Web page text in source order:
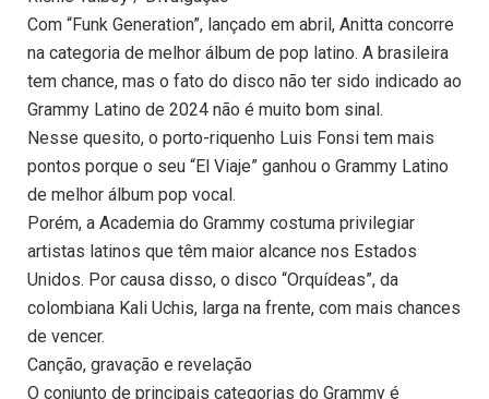
Com “Funk Generation”, lançado em abril, Anitta concorre
na categoria de melhor álbum de pop latino. A brasileira
tem chance, mas o fato do disco não ter sido indicado ao
Grammy Latino de 2024 não é muito bom sinal.
Nesse quesito, o porto-riquenho Luis Fonsi tem mais
pontos porque o seu “El Viaje” ganhou o Grammy Latino
de melhor álbum pop vocal.
Porém, a Academia do Grammy costuma privilegiar
artistas latinos que têm maior alcance nos Estados
Unidos. Por causa disso, o disco “Orquídeas”, da
colombiana Kali Uchis, larga na frente, com mais chances
de vencer.
Canção, gravação e revelação
O conjunto de principais categorias do Grammy é